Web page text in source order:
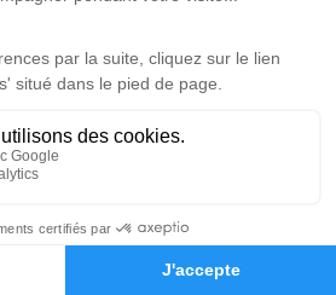
Hommages
d’arbre hommage est
Je rends hommage
Saint-Sépulchre
Sépulchre